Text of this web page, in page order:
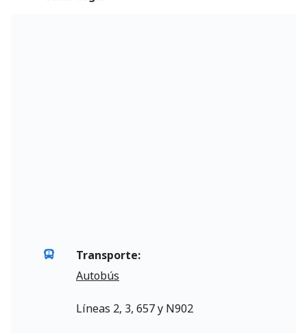
Transporte:
Autobús
Líneas 2, 3, 657 y N902